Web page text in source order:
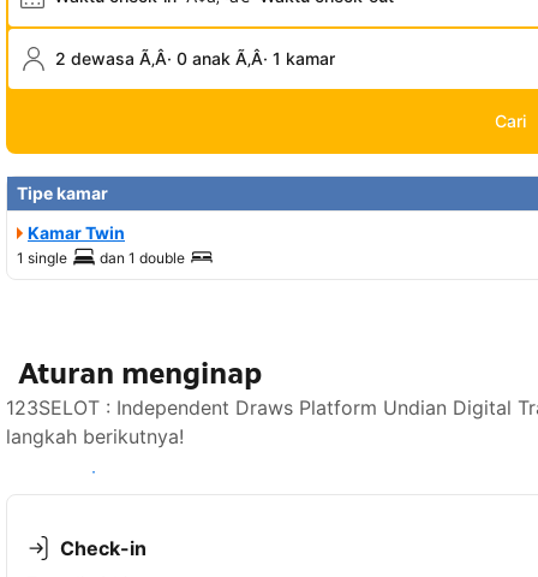
2 dewasa Ã‚Â· 0 anak Ã‚Â· 1 kamar
Cari
Tipe kamar
Kamar Twin
1 single dan 1 double
Aturan menginap
123SELOT : Independent Draws Platform Undian Digital
langkah berikutnya!
Lihat ketersediaan
Check-in